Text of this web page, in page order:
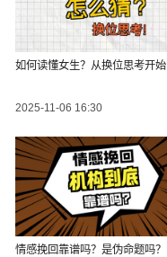
如何读懂女生？从换位思考开始
2025-11-06 16:30
情感挽回靠谱吗？是伪命题吗？